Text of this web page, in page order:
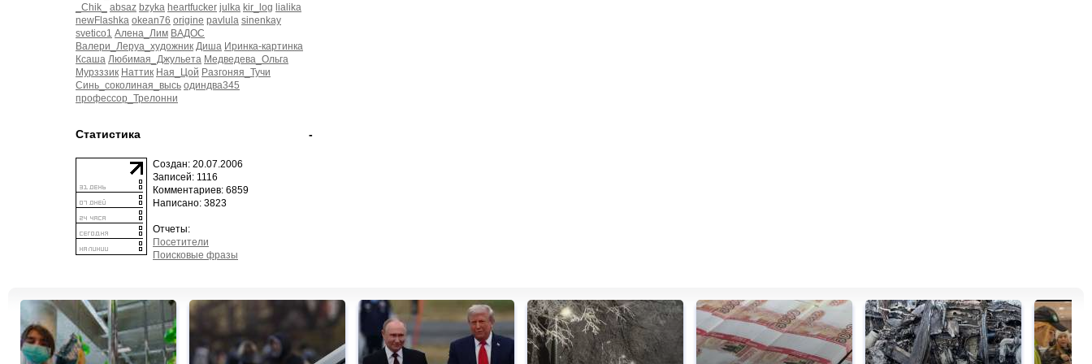
_Chik_
absaz bzyka heartfucker julka kir_log lialika
newFlashka okean76 origine pavlula sinenkay
svetico1 Алена_Лим ВАДОС
Валери_Леруа_художник Диша Иринка-картинка
Ксаша Любимая_Джульета Медведева_Ольга
Мурзззик Наттик Ная_Цой Разгоняя_Тучи
Синь_соколиная_высь одиндва345
профессор_Трелонни
-
Статистика
Создан: 20.07.2006
Записей: 1116
Комментариев: 6859
Написано: 3823
Отчеты:
Посетители
Поисковые фразы